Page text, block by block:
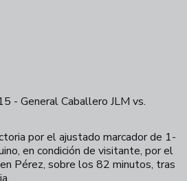
- General Caballero JLM vs.
por el ajustado marcador de 1-
en condición de visitante, por el
Pérez, sobre los 82 minutos, tras